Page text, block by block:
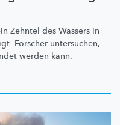
Zehntel des Wassers in
Forscher untersuchen,
werden kann.